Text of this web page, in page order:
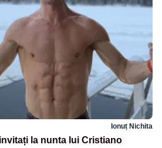
Ionuț Nichita
la nunta lui Cristiano